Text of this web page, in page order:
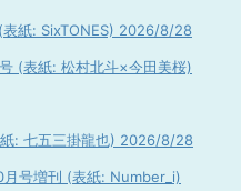
紙: SixTONES) 2026/8/28
(表紙: 松村北斗×今田美桜)
: 七五三掛龍也) 2026/8/28
号増刊 (表紙: Number_i)